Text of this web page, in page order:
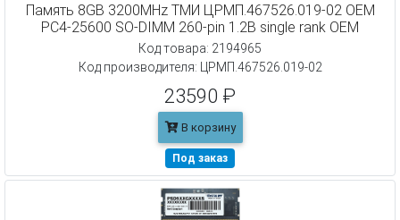
Память 8GB 3200MHz ТМИ ЦРМП.467526.019-02 OEM
PC4-25600 SO-DIMM 260-pin 1.2В single rank OEM
Код товара: 2194965
Код производителя: ЦРМП.467526.019-02
23590 ₽
В корзину
Под заказ